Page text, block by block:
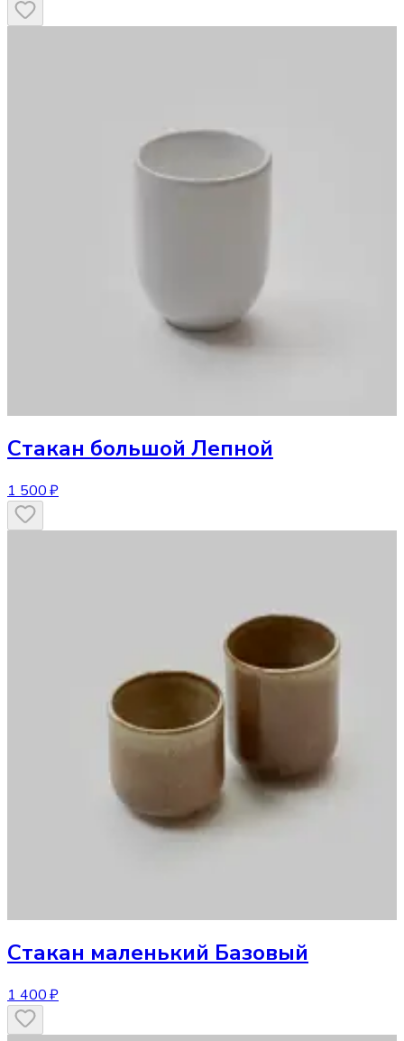
Стакан большой Лепной
1 500 ₽
Стакан маленький Базовый
1 400 ₽